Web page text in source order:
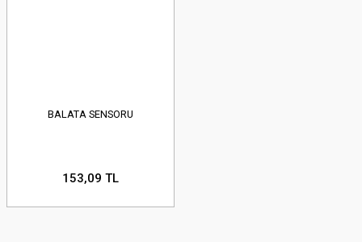
BALATA SENSORU
153,09 TL